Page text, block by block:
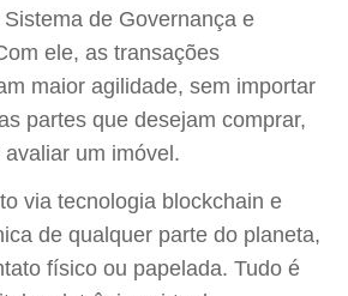
de Governança e
ele, as transações
maior agilidade, sem importar
partes que desejam comprar,
um imóvel.
via tecnologia blockchain e
de qualquer parte do planeta,
físico ou papelada. Tudo é